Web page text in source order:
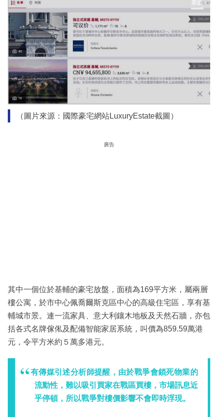
（圖片來源：國際豪宅網站LuxuryEstate截圖）
廣告
其中一個位於基輔的豪宅放盤，面積為169平方米，屬兩層
樓公寓，於市中心佩喬爾斯克區中心的高級住宅區，享有基
輔城市景。連一流家具、意大利鑲木地板及天然石牆，亦包
括各式名牌傢俬及配備智能家居系統，叫價為859.59萬港
元，令平方米約５萬多港元。
有傳媒引述分析師提醒，由於戰爭會鎖死物業的
流動性，難以吸引買家在戰區買樓，市場訊息近
乎停頓，所以戰爭對樓價影響不會即時浮現。